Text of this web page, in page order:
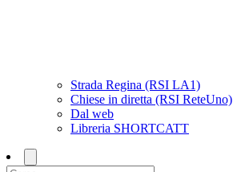
Strada Regina (RSI LA1)
Chiese in diretta (RSI ReteUno)
Dal web
Libreria SHORTCATT